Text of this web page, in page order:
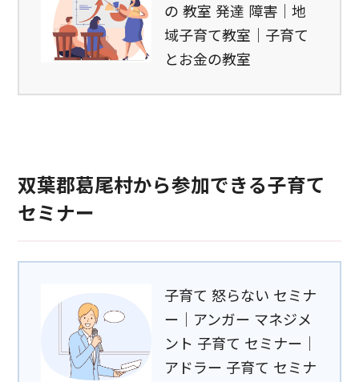
の 教室 発達 障害｜地
域子育て教室｜子育て
とお金の教室
双葉郡葛尾村から参加できる子育て
セミナー
子育て 怒らない セミナ
ー｜アンガー マネジメ
ント 子育て セミナー｜
アドラー 子育て セミナ